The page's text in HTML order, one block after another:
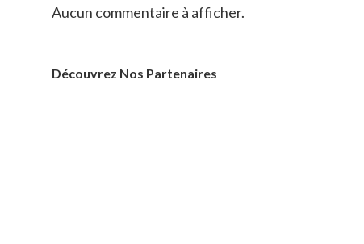
Aucun commentaire à afficher.
Découvrez Nos Partenaires